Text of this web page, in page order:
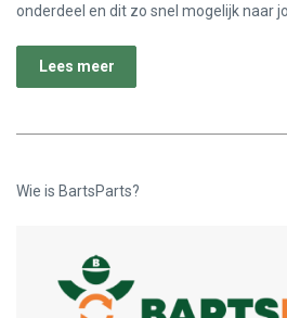
onderdeel en dit zo snel mogelijk naar
Lees meer
Wie is BartsParts?